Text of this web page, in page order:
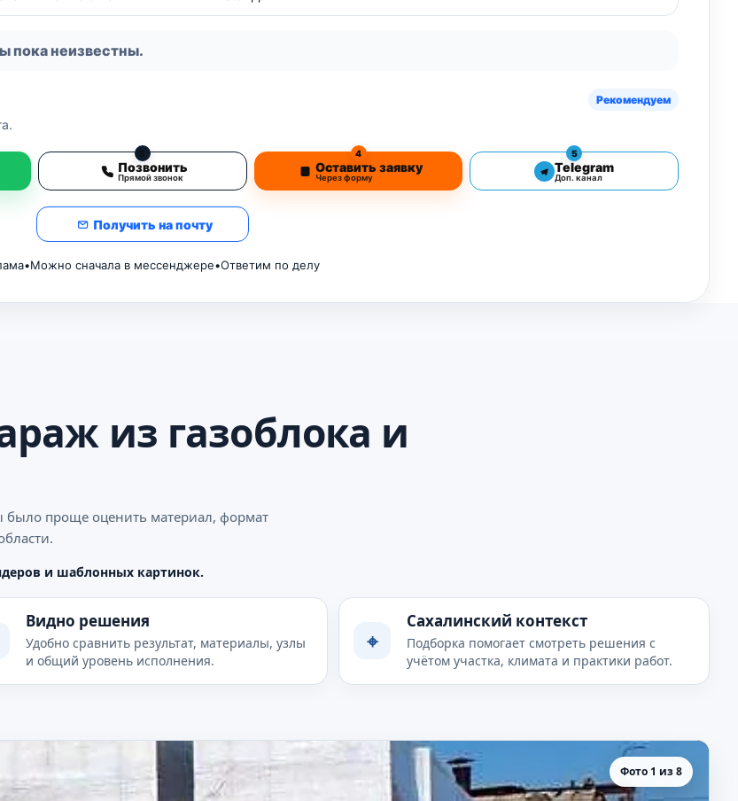
пока неизвестны.
Рекомендуем
3
Позвонить
Прямой звонок
4
Оставить заявку
Через форму
5
Telegram
Доп. канал
Получить на почту
•Можно сначала в мессенджере•Ответим по делу
из газоблока и
было проще оценить материал, формат
и шаблонных картинок.
Видно решения
Удобно сравнить результат, материалы, узлы
и общий уровень исполнения.
⌖
Сахалинский контекст
Подборка помогает смотреть решения с
учётом участка, климата и практики работ.
Фото 1 из 8